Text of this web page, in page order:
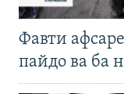
Фавти
пайдо ва ба